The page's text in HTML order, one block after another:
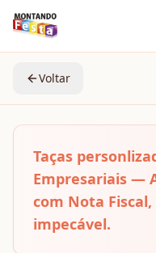
Voltar
Taças
Empresariais —
com Nota
impecável.